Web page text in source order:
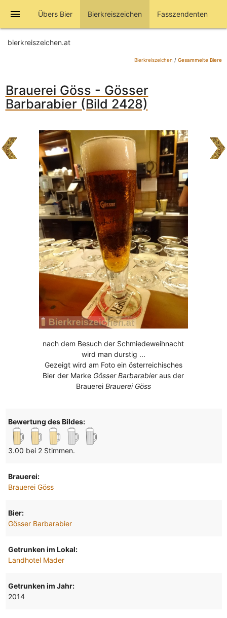
menu Übers Bier Bierkreiszeichen Fasszendenten
bierkreiszeichen.at
Bierkreiszeichen / Gesammelte Biere
Brauerei Göss - Gösser
Barbarabier (Bild 2428)
nach dem Besuch der Schmiedeweihnacht
wird man durstig ...
Gezeigt wird am Foto ein österreichisches
Bier der Marke Gösser Barbarabieraus der
Brauerei Brauerei Göss
Bewertung des Bildes:
3.00 bei 2 Stimmen.
Brauerei:
Brauerei Göss
Bier:
Gösser Barbarabier
Getrunken im Lokal:
Landhotel Mader
Getrunken im Jahr:
2014